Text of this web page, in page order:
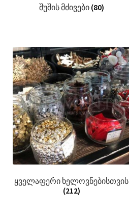
შუშის მძივები (80)
ყველაფერი ხელოვნებისთვის
(212)